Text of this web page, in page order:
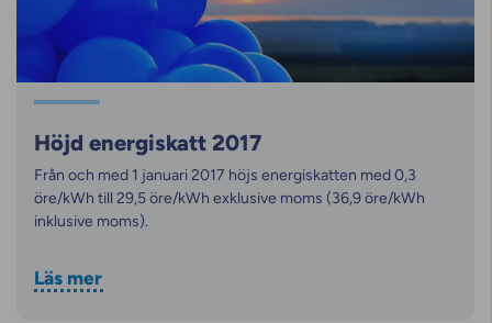
Höjd energiskatt 2017
Från och med 1 januari 2017 höjs energiskatten med 0,3
öre/kWh till 29,5 öre/kWh exklusive moms (36,9 öre/kWh
inklusive moms).
Läs mer